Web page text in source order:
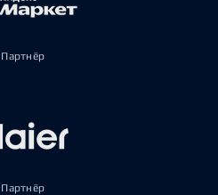
Партнёр
Партнёр